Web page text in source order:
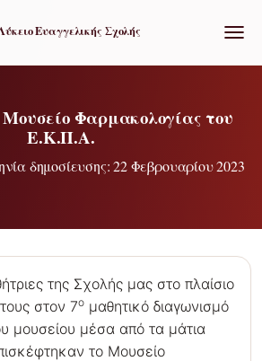
Ευαγγελικής Σχολής
Φαρμακολογίας του
Ε.Κ.Π.Α.
δημοσίευσης: 22 Φεβρουαρίου 2023
της Σχολής μας στο πλαίσιο
στον 7ο μαθητικό διαγωνισμό
μουσείου μέσα από τα μάτια
το Μουσείο